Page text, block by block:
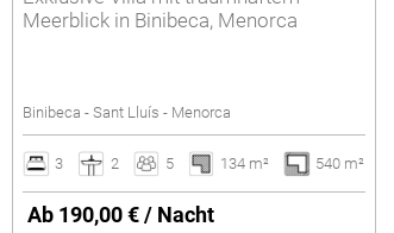
Meerblick in Binibeca, Menorca
Binibeca - Sant Lluís - Menorca
3 2 5 134 m² 540 m²
Ab 190,00 € / Nacht